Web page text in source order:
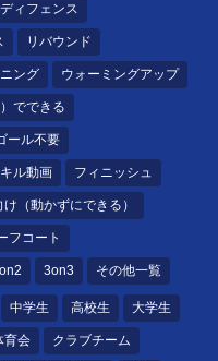
ディフェンス
リバウンド
ング ウォーミングアップ
でできる
ール不要
ル動画 フィニッシュ
（動かずにできる）
フコート
3on3 その他一覧
中学生 高校生 大学生
育会 クラブチーム